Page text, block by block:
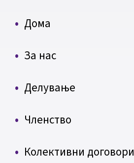
Дома
За нас
Делување
Членство
Колективни договори